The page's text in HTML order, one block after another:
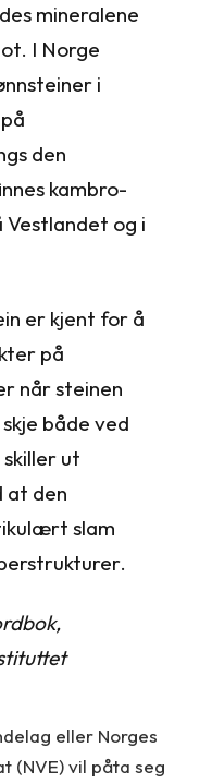
mineralene
I Norge
i
den
kambro-
Vestlandet og i
er kjent for å
på
når steinen
både ved
ut
at den
slam
eller Norges
(NVE) vil påta seg